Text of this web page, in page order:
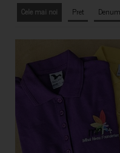
Cele mai noi Pret